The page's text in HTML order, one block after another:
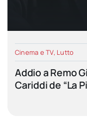
Cinema e TV, Lutto
Addio a Remo
Cariddi de “La